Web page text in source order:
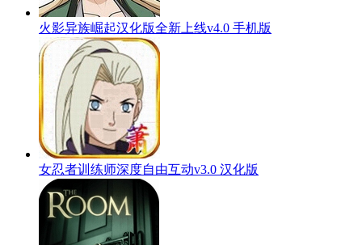
火影异族崛起汉化版全新上线v4.0 手机版
女忍者训练师深度自由互动v3.0 汉化版